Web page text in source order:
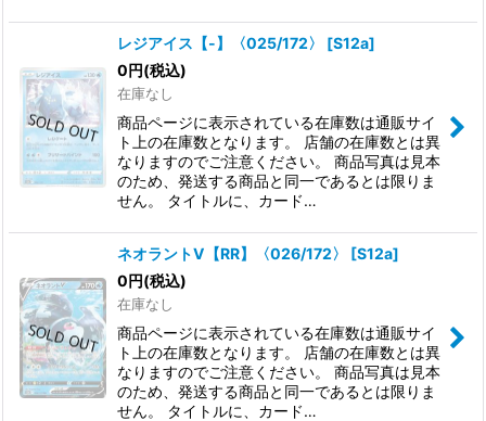
レジアイス【-】〈025/172〉 [S12a]
0円(税込)
在庫なし
商品ページに表示されている在庫数は通販サイ
ト上の在庫数となります。 店舗の在庫数とは異
なりますのでご注意ください。 商品写真は見本
のため、発送する商品と同一であるとは限りま
せん。 タイトルに、カード…
ネオラントV【RR】〈026/172〉 [S12a]
0円(税込)
在庫なし
商品ページに表示されている在庫数は通販サイ
ト上の在庫数となります。 店舗の在庫数とは異
なりますのでご注意ください。 商品写真は見本
のため、発送する商品と同一であるとは限りま
せん。 タイトルに、カード…